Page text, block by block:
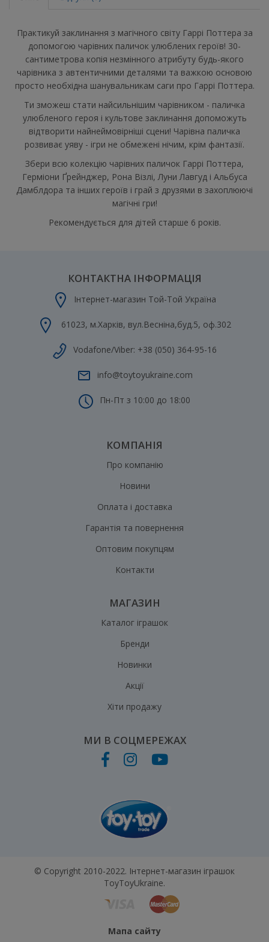
Практикуй заклинання з магічного світу Гаррі Поттера за
допомогою чарівних паличок улюблених героїв! 30-
сантиметрова копія незмінного атрибуту будь-якого
чарівника з автентичними деталями та важкою основою
просто необхідна шанувальникам саги про Гаррі Поттера.
Ти зможеш стати найсильнішим чарівником - паличка
улюбленого героя і культове заклинання допоможуть
відтворити найнеймовірніші сцени! Чарівна паличка
розвиває уяву - ігри не обмежені нічим, крім фантазії.
Збери всю колекцію чарівних паличок Гаррі Поттера,
Герміони Ґрейнджер, Рона Візлі, Луни Лавгуд і Альбуса
Дамблдора та інших героїв і грай з друзями в захоплюючі
магічні гри!
Рекомендується для дітей старше 6 років.
КОНТАКТНА ІНФОРМАЦІЯ
Інтернет-магазин Той-Той Україна
61023, м.Харків, вул.Весніна,буд.5, оф.302
Vodafone/Viber: +38 (050) 364-95-16
info@toytoyukraine.com
Пн-Пт з 10:00 до 18:00
КОМПАНІЯ
Про компанію
Новини
Оплата і доставка
Гарантія та повернення
Оптовим покупцям
Контакти
МАГАЗИН
Каталог іграшок
Бренди
Новинки
Акції
Хіти продажу
МИ В СОЦМЕРЕЖАХ
© Copyright 2010-2022. Інтернет-магазин іграшок
ToyToyUkraine.
Мапа сайту